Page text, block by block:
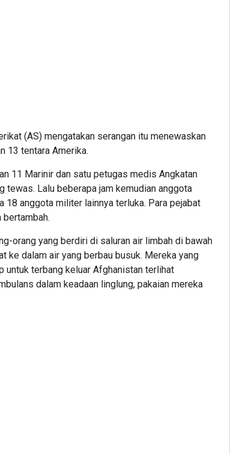
(AS) mengatakan serangan itu menewaskan
13 tentara Amerika.
11 Marinir dan satu petugas medis Angkatan
tewas. Lalu beberapa jam kemudian anggota
18 anggota militer lainnya terluka. Para pejabat
orang yang berdiri di saluran air limbah di bawah
ke dalam air yang berbau busuk. Mereka yang
untuk terbang keluar Afghanistan terlihat
dalam keadaan linglung, pakaian mereka